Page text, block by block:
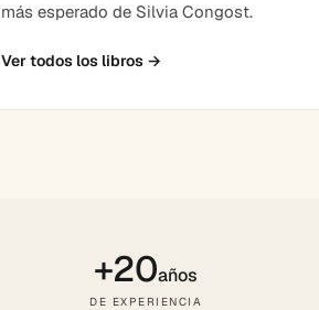
más esperado de Silvia Congost.
Ver todos los libros →
+20años
DE EXPERIENCIA